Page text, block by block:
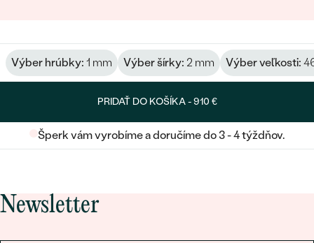
Výber hrúbky: 1 mm Výber šírky: 2 mm Výber veľkosti:
PRIDAŤ DO KOŠÍKA -910 €
Šperk vám vyrobíme a doručíme do 3 - 4 týždňov.
Newsletter